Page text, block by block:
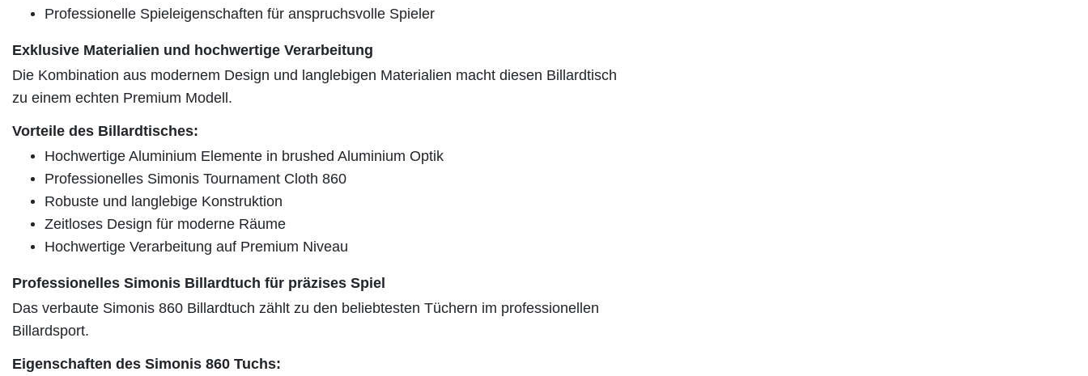
Professionelle Spieleigenschaften für anspruchsvolle Spieler
Exklusive Materialien und hochwertige Verarbeitung
Die Kombination aus modernem Design und langlebigen Materialien macht diesen Billardtisch
zu einem echten Premium Modell.
Vorteile des Billardtisches:
Hochwertige Aluminium Elemente in brushed Aluminium Optik
Professionelles Simonis Tournament Cloth 860
Robuste und langlebige Konstruktion
Zeitloses Design für moderne Räume
Hochwertige Verarbeitung auf Premium Niveau
Professionelles Simonis Billardtuch für präzises Spiel
Das verbaute Simonis 860 Billardtuch zählt zu den beliebtesten Tüchern im professionellen
Billardsport.
Eigenschaften des Simonis 860 Tuchs: